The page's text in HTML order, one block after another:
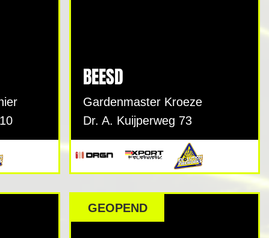
BEESD
Gardenmaster Kroeze
Dr. A. Kuijperweg 73
GEOPEND